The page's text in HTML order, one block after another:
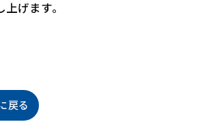
げます。
戻る